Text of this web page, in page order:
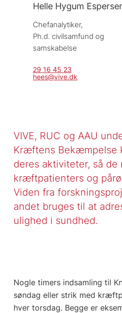
Helle Hygum
Chefanalytiker,
Ph.d. civilsamfund og
samskabelse
29 16 45 23
hees@vive.dk
VIVE, RUC og AAU
Kræftens Bekæmpelse
deres aktiviteter, så de
kræftpatienters og
Viden fra
andet bruges til at
ulighed i sundhed.
Nogle timers indsamling til
søndag eller strik med
hver torsdag. Begge er